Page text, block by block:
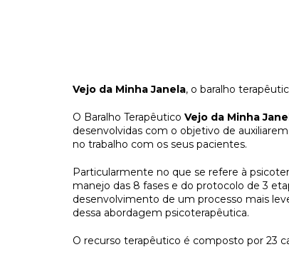
Vejo da Minha Janela, o baralho
O Baralho Terapêutico Vejo da Minha
desenvolvidas com o objetivo de
no trabalho com os seus pacientes.
Particularmente no que se refere à
manejo das 8 fases e do protocolo de 3
desenvolvimento de um processo mais
dessa abordagem psicoterapêutica.
O recurso terapêutico é composto por 23